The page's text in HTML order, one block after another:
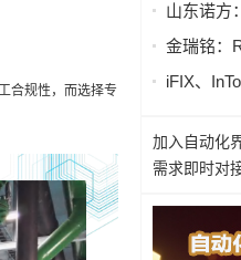
合规性，而选择专
山东诺方
金瑞铭：
iFIX、
加入自动化
需求即时对接